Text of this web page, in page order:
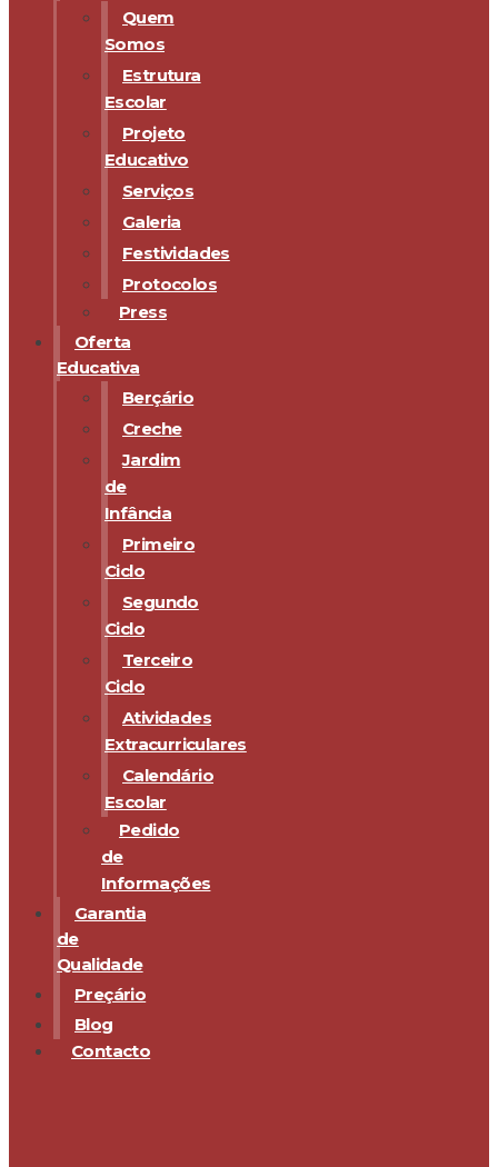
Quem
Somos
Estrutura
Escolar
Projeto
Educativo
Serviços
Galeria
Festividades
Protocolos
Press
Oferta
Educativa
Berçário
Creche
Jardim
de
Infância
Primeiro
Ciclo
Segundo
Ciclo
Terceiro
Ciclo
Atividades
Extracurriculares
Calendário
Escolar
Pedido
de
Informações
Garantia
de
Qualidade
Preçário
Blog
Contacto